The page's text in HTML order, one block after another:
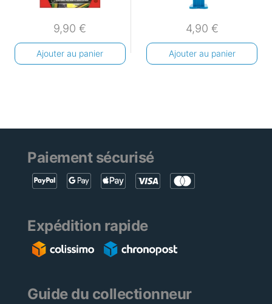
9,90€
Ajouter au panier
4,90 €
Ajouter au panier
Paiement sécurisé
Expédition rapide
Guide du collectionneur